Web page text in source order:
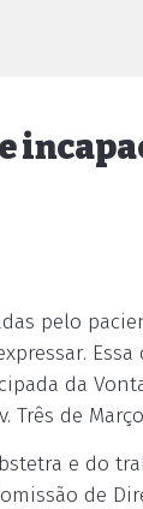
pelo
da
Três de
e do
de